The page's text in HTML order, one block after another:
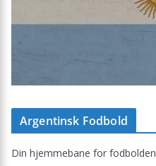
Argentinsk Fodbold
Din hjemmebane for